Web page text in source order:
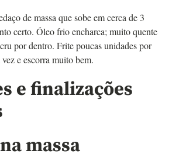
de massa que sobe em cerca de 3
certo. Óleo frio encharca; muito quente
por dentro. Frite poucas unidades por
e escorra muito bem.
e finalizações
massa